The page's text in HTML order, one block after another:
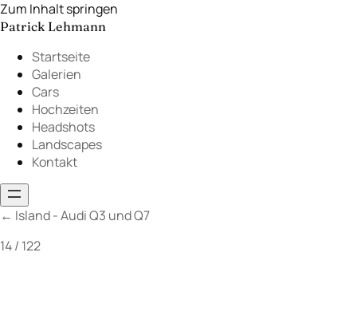
Zum Inhalt springen
Patrick Lehmann
Startseite
Galerien
Cars
Hochzeiten
Headshots
Landscapes
Kontakt
← Island - Audi Q3 und Q7
14 / 122